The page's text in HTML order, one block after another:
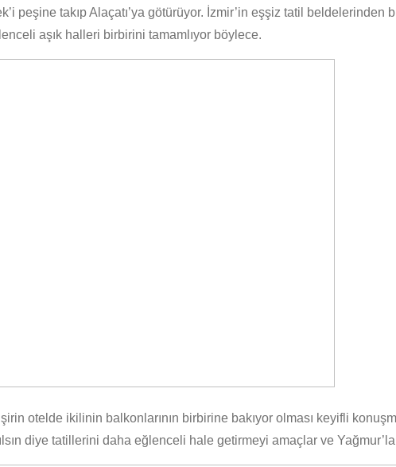
takıp Alaçatı’ya götürüyor. İzmir’in eşşiz tatil beldelerinden
aşık halleri birbirini tamamlıyor böylece.
otelde ikilinin balkonlarının birbirine bakıyor olması keyifli
diye tatillerini daha eğlenceli hale getirmeyi amaçlar ve